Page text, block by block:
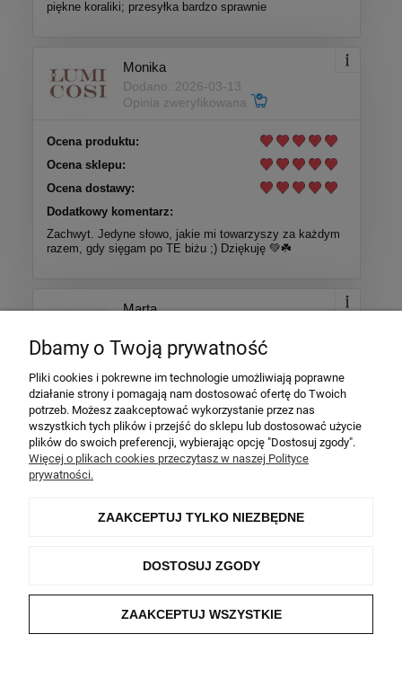
piękne koraliki; przesyłka bardzo sprawnie
Monika
Dodano: 2026-03-13
Opinia zweryfikowana
Ocena produktu:
Ocena sklepu:
Ocena dostawy:
Dodatkowy komentarz:
Zachwyt. Jedyne słowo, jakie mi towarzyszy za każdym
razem, gdy sięgam po TE biżu ;) Dziękuję 💚☘️
Marta
Opinia zweryfikowana
Ocena produktu:
Ocena sklepu:
Ocena dostawy:
Dodatkowy komentarz:
Bransoletka dokładnie taka jak miała być. Wysyłka
Dbamy o Twoją prywatność
Pliki cookies i pokrewne im technologie umożliwiają poprawne
działanie strony i pomagają nam dostosować ofertę do Twoich
potrzeb. Możesz zaakceptować wykorzystanie przez nas
wszystkich tych plików i przejść do sklepu lub dostosować użycie
plików do swoich preferencji, wybierając opcję "Dostosuj zgody".
Więcej o plikach cookies przeczytasz w naszej Polityce
prywatności.
ZAAKCEPTUJ TYLKO NIEZBĘDNE
DOSTOSUJ ZGODY
ZAAKCEPTUJ WSZYSTKIE